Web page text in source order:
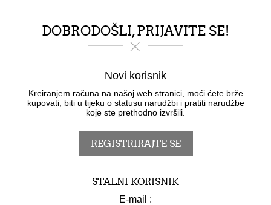
DOBRODOŠLI, PRIJAVITE SE!
Novi korisnik
Kreiranjem računa na našoj web stranici, moći ćete brže
kupovati, biti u tijeku o statusu narudžbi i pratiti narudžbe
koje ste prethodno izvršili.
STALNI KORISNIK
E-mail :